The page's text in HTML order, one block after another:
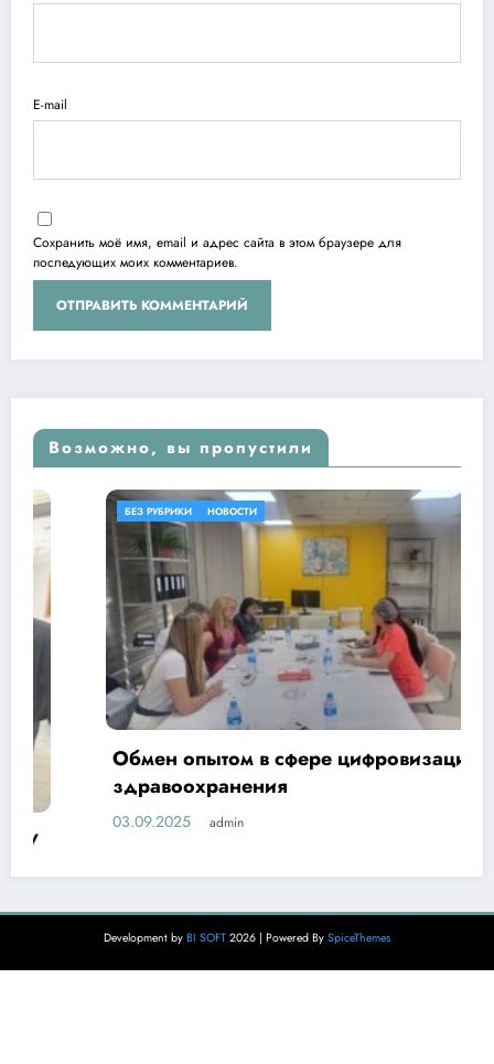
E-mail
Сохранить моё имя, email и адрес сайта в этом браузере для
последующих моих комментариев.
Возможно, вы пропустили
НОВОСТИ
Обмен опытом в сфере цифровизации
здравоохранения
03.09.2025 admin
Development by BI SOFT 2026 | Powered By SpiceThemes